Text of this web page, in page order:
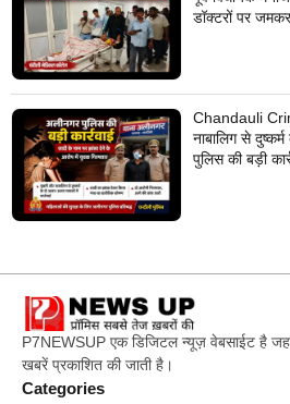
डॉक्टरों पर
Chandauli
नाबालिग से
पुलिस की बड़ी
P7NEWSUP एक डिजिटल न्यूज़ वेबसाईट है जहां
खबरें प्रकाशित की जाती है।
Categories